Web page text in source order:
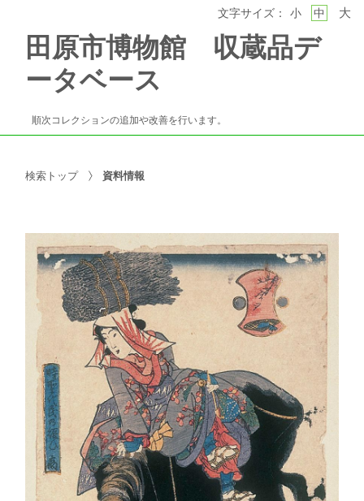
田原市博物館 収蔵品デ
ータベース
順次コレクションの追加や改善を行います。
文字サイズ： 小 中 大
検索トップ 資料情報